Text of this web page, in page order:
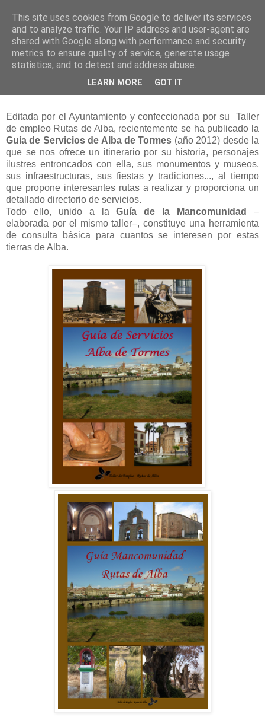
Guía de Servicios de Alba de Tormes
Editada por el Ayuntamiento y confeccionada por su Taller
de empleo Rutas de Alba, recientemente se ha publicado la
Guía de Servicios de Alba de Tormes (año 2012) desde la
que se nos ofrece un itinerario por su historia, personajes
ilustres entroncados con ella, sus monumentos y museos,
sus infraestructuras, sus fiestas y tradiciones..., al tiempo
que propone interesantes rutas a realizar y proporciona un
detallado directorio de servicios.
Todo ello, unido a laGuía de la Mancomunidad
–
elaborada por el mismo taller–, constituye una herramienta
de consulta básica para cuantos se interesen por estas
tierras de Alba.
This site uses cookies from Google to deliver its services
and to analyze traffic. Your IP address and user-agent are
shared with Google along with performance and security
metrics to ensure quality of service, generate usage
statistics, and to detect and address abuse.
LEARN MORE GOT IT